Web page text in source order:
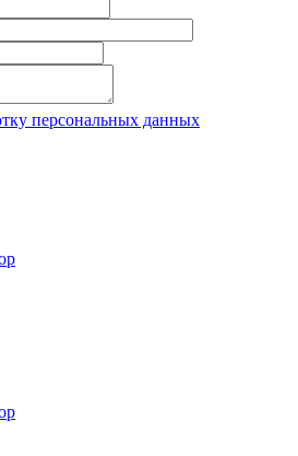
персональных данных